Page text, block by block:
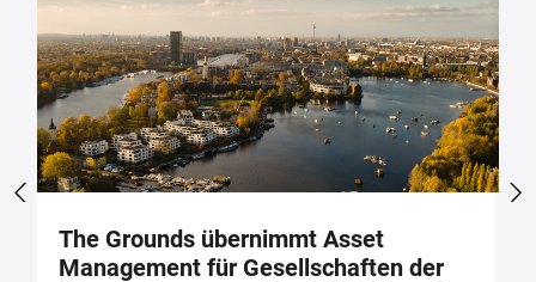
The Grounds übernimmt Asset
Management für Gesellschaften der